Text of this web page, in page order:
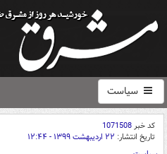
سیاست
کد خبر1071508
تاریخ انتشار: ۲۲ اردیبهشت ۱۳۹۹ - ۱۲:۴۴